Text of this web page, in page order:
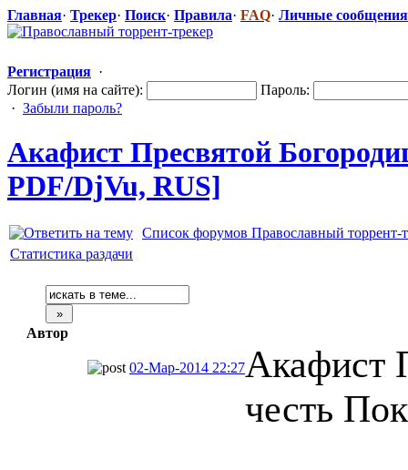
Главная· Трекер· Поиск· Правила· FAQ· Личные сообщения
Регистрация ·
Логин (имя на сайте):
Пароль:
· Забыли пароль?
Акафист Пресвятой
PDF/DjVu, RUS]
Список форумов Православный торрент-
Статистика раздачи
Автор
02-Мар-2014 22:27Акафист
честь